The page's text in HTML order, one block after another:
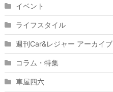
イベント
ライフスタイル
週刊Car&レジャー アーカイブ
コラム・特集
車屋四六